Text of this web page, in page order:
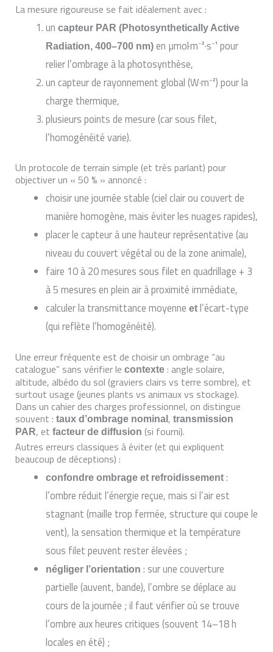
La mesure rigoureuse se fait idéalement avec :
un capteur PAR (Photosynthetically Active
Radiation, 400–700 nm)en µmol·m⁻²·s⁻¹ pour
relier l’ombrage à la photosynthèse,
un capteur de rayonnement global (W·m⁻²) pour la
charge thermique,
plusieurs points de mesure (car sous filet,
l’homogénéité varie).
Un protocole de terrain simple (et très parlant) pour
objectiver un « 50 % » annoncé :
choisir une journée stable (ciel clair ou couvert de
manière homogène, mais éviter les nuages rapides),
placer le capteur à une hauteur représentative (au
niveau du couvert végétal ou de la zone animale),
faire 10 à 20 mesures sous filet en quadrillage + 3
à 5 mesures en plein air à proximité immédiate,
calculer la transmittance moyenne etl’écart-type
(qui reflète l’homogénéité).
Une erreur fréquente est de choisir un ombrage “au
catalogue” sans vérifier lecontexte : angle solaire,
altitude, albédo du sol (graviers clairs vs terre sombre), et
surtout usage (jeunes plants vs animaux vs stockage).
Dans un cahier des charges professionnel, on distingue
souvent :taux d’ombrage nominal ,transmission
PAR, etfacteur de diffusion (si fourni).
Autres erreurs classiques à éviter (et qui expliquent
beaucoup de déceptions) :
confondre ombrage et refroidissement:
l’ombre réduit l’énergie reçue, mais si l’air est
stagnant (maille trop fermée, structure qui coupe le
vent), la sensation thermique et la température
sous filet peuvent rester élevées ;
négliger l’orientation : sur une couverture
partielle (auvent, bande), l’ombre se déplace au
cours de la journée ; il faut vérifier où se trouve
l’ombre aux heures critiques (souvent 14–18 h
locales en été) ;